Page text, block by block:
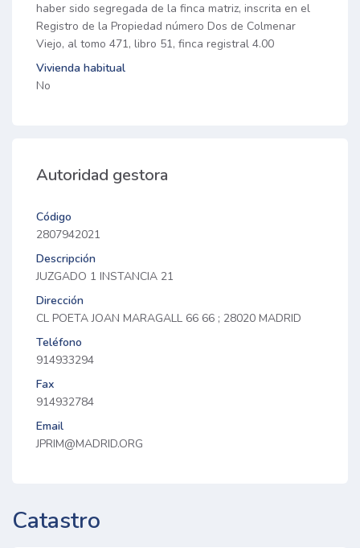
haber sido segregada de la finca matriz, inscrita en el
Registro de la Propiedad número Dos de Colmenar
Viejo, al tomo 471, libro 51, finca registral 4.00
Vivienda habitual
No
Autoridad gestora
Código
2807942021
Descripción
JUZGADO 1 INSTANCIA 21
Dirección
CL POETA JOAN MARAGALL 66 66 ; 28020 MADRID
Teléfono
914933294
Fax
914932784
Email
JPRIM@MADRID.ORG
Catastro